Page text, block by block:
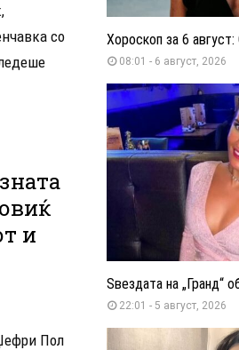
со
и
Пол
Хороскоп за 6 август:
08:01 - 6 август, 2026
Ѕвездата на „Гранд“
22:01 - 5 август, 2026